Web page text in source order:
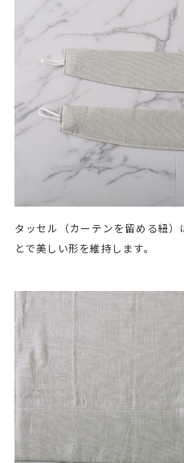
タッセル（カーテンを留める紐
とで美しい形を維持します。